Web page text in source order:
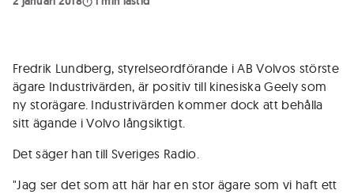
Fredrik Lundberg, styrelseordförande i AB Volvos störste
ägare Industrivärden, är positiv till kinesiska Geely som
ny storägare. Industrivärden kommer dock att behålla
sitt ägande i Volvo långsiktigt.
Det säger han till Sveriges Radio.
"Jag ser det som att här har en stor ägare som vi haft ett